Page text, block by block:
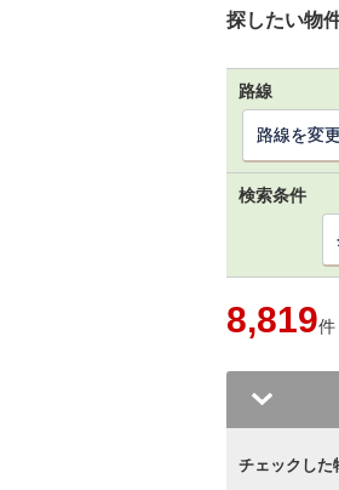
探したい物
路線
路線を変
検索条件
8,819件
チェックした